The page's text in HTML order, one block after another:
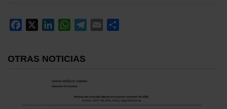
Facebook LinkedInWhatsApp
Telegram
Email
OTRAS NOTICIAS